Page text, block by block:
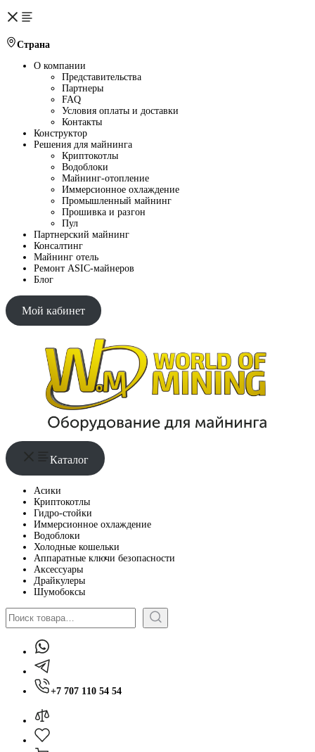
Страна
О компании
Представительства
Партнеры
FAQ
Условия оплаты и доставки
Контакты
Конструктор
Решения для майнинга
Криптокотлы
Водоблоки
Майнинг-отопление
Иммерсионное охлаждение
Промышленный майнинг
Прошивка и разгон
Пул
Партнерский майнинг
Консалтинг
Майнинг отель
Ремонт ASIC-майнеров
Блог
Мой кабинет
Каталог
Асики
Криптокотлы
Гидро-стойки
Иммерсионное охлаждение
Водоблоки
Холодные кошельки
Аппаратные ключи безопасности
Аксессуары
Драйкулеры
Шумобоксы
Поиск
+7 707 110 54 54